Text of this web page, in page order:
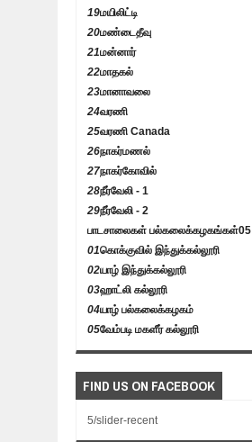
19மயிலிட்டி
20மண்டைதீவு
21மன்னார்
22மாதகல்
23மானாவலை
24வரணி
25வரணி Canada
26நாகர்மணல்
27நாகர்கோவில்
28நீர்வேலி - 1
29நீர்வேலி - 2
பாடசாலைகள் பல்கலைக்கழகங்கள்05
01கொக்குவில் இந்துக்கல்லூரி
02யாழ் இந்துக்கல்லூரி
03ஹாட்லி கல்லூரி
04யாழ் பல்கலைக்கழகம்
05வேம்படி மகளீர் கல்லூரி
FIND US ON FACEBOOK
5/slider-recent